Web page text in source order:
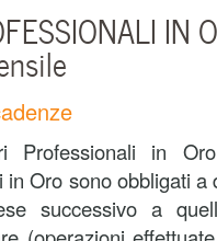
IN
Professionali in
Oro sono obbligati a
successivo a